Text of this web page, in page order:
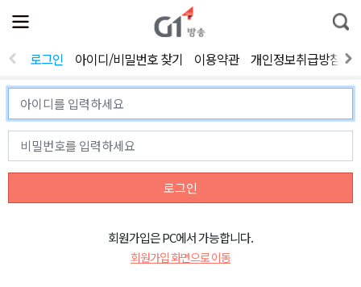
전
체
뉴
열
통
합
색
로그인 아이디/비밀번호 찾기 이용약관 개인정보취급방침
로그인
회원가입은 PC에서 가능합니다.
회원가입 화면으로 이동